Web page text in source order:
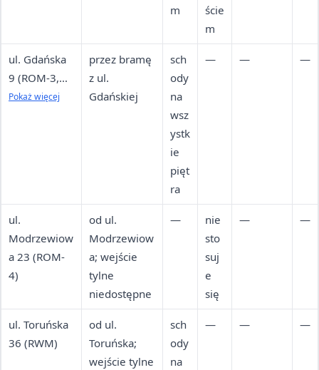
m
ście
m
ul. Gdańska
9 (ROM-3,
Dział
Pokaż więcej
przez bramę
z ul.
Gdańskiej
sch
ody
na
wsz
ystk
ie
pięt
ra
— — —
ul.
Modrzewiow
a 23 (ROM-
4)
od ul.
Modrzewiow
a; wejście
tylne
niedostępne
—
nie
sto
suj
e
się
— —
ul. Toruńska
36 (RWM)
od ul.
Toruńska;
wejście tylne
sch
ody
na
— — —